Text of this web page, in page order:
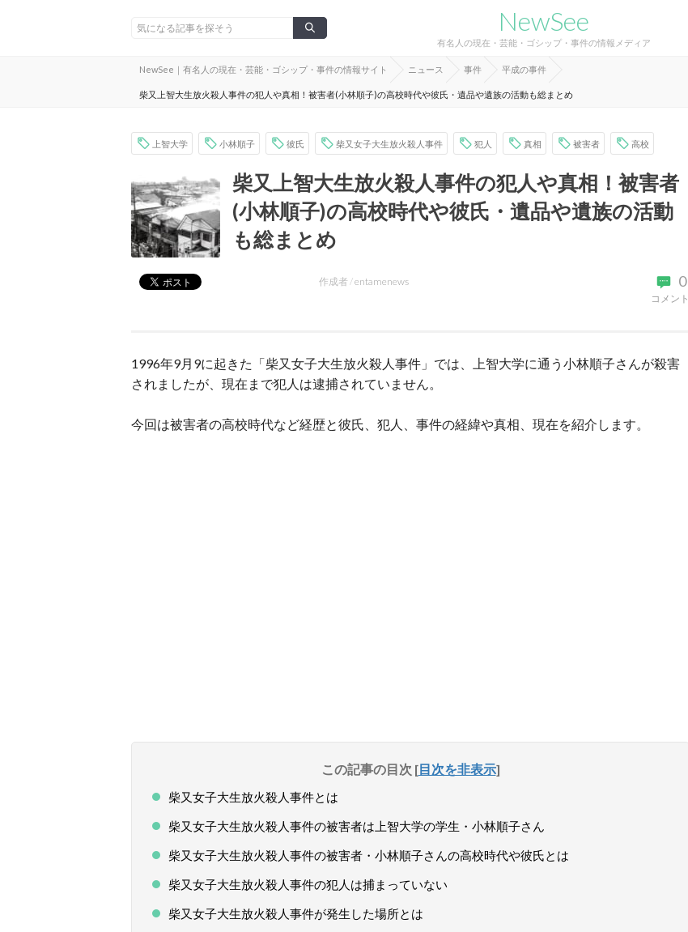
NewSee
有名人の現在・芸能・ゴシップ・事件の情報メディア
NewSee｜有名人の現在・芸能・ゴシップ・事件の情報サイト ニュース 事件 平成の事件
柴又上智大生放火殺人事件の犯人や真相！被害者(小林順子)の高校時代や彼氏・遺品や遺族の活動も総まとめ
上智大学 小林順子 彼氏 柴又女子大生放火殺人事件 犯人 真相 被害者 高校
柴又上智大生放火殺人事件の犯人や真相！被害者
(小林順子)の高校時代や彼氏・遺品や遺族の活動
も総まとめ
0
コメント
作成者 /entamenews
1996年9月9に起きた「柴又女子大生放火殺人事件」では、上智大学に通う小林順子さんが殺害
されましたが、現在まで犯人は逮捕されていません。
今回は被害者の高校時代など経歴と彼氏、犯人、事件の経緯や真相、現在を紹介します。
この記事の目次 [目次を非表示]
柴又女子大生放火殺人事件とは
柴又女子大生放火殺人事件の被害者は上智大学の学生・小林順子さん
柴又女子大生放火殺人事件の被害者・小林順子さんの高校時代や彼氏とは
柴又女子大生放火殺人事件の犯人は捕まっていない
柴又女子大生放火殺人事件が発生した場所とは